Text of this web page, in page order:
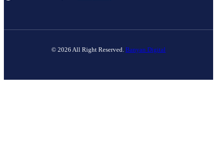
© 2026 All Right Reserved. Banyan Digital